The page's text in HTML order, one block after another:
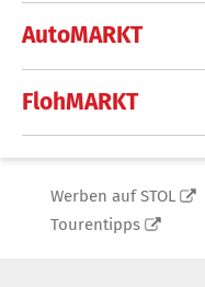
AutoMARKT
FlohMARKT
Werben auf STOL
Tourentipps